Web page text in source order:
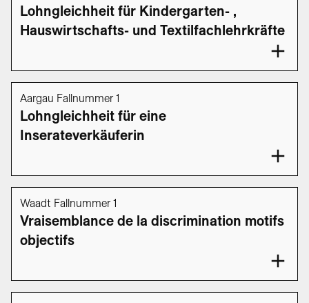
Lohngleichheit für Kindergarten- ,
Hauswirtschafts- und Textilfachlehrkräfte
Aargau Fallnummer 1
Lohngleichheit für eine
Inserateverkäuferin
Waadt Fallnummer 1
Vraisemblance de la discrimination motifs
objectifs